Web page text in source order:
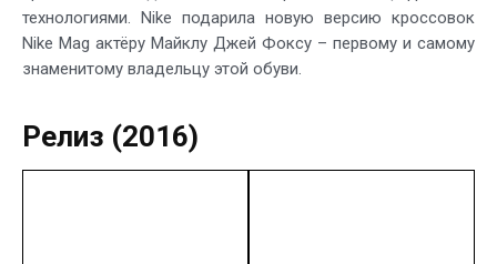
технологиями. Nike подарила новую версию кроссовок
Nike Mag актёру Майклу Джей Фоксу – первому и самому
знаменитому владельцу этой обуви.
Релиз (2016)